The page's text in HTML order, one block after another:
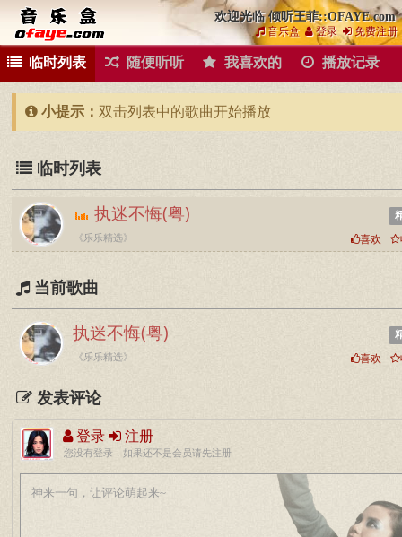
欢迎光临 倾听王菲::OFAYE.com
音乐盒 登录 免费注册
临时列表 随便听听 我喜欢的 播放记录
小提示： 双击列表中的歌曲开始播放
临时列表
喜欢
执迷不悔(粤)
《乐乐精选》
当前歌曲
喜欢
执迷不悔(粤)
《乐乐精选》
发表评论
登录 注册
您没有登录，如果还不是会员请先注册